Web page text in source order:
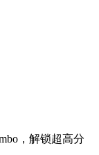
，解锁超高分